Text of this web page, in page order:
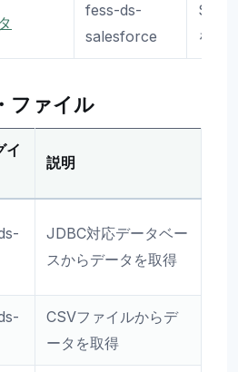
fess-ds-
salesforce
をク
ファイル
イ
説明
JDBC対応データベー
スからデータを取得
CSVファイルからデ
ータを取得